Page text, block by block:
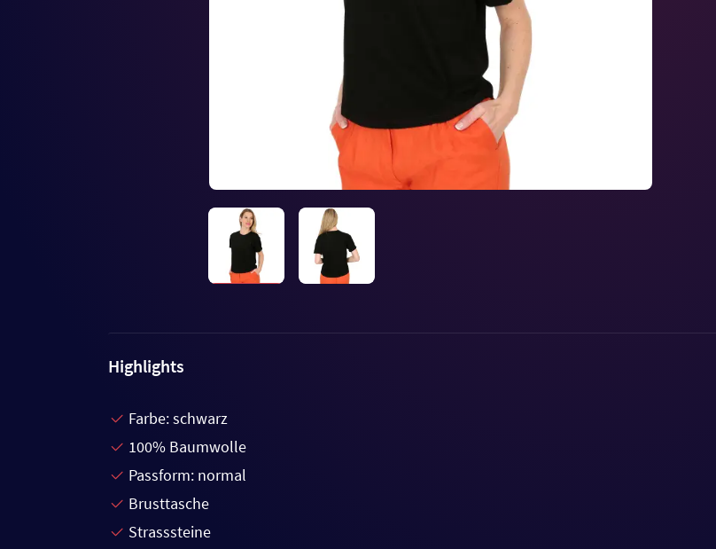
Highlights
Farbe: schwarz
100% Baumwolle
Passform: normal
Brusttasche
Strasssteine